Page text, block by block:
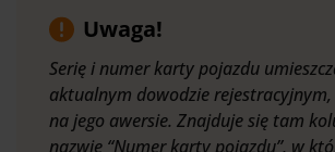
Uwaga!
Serię i numer karty pojazdu
aktualnym dowodzie rejestracyjnym,
na jego awersie. Znajduje się tam
nazwie “Numer karty pojazdu”, w